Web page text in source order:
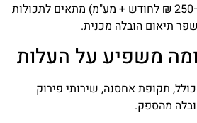
תמחור לפי משטח (150–250 ₪ לחודש + מע"מ) מתאים לתכולות
תיאום הובלה מכנית.
ומה משפיע על העלות
תקופת אחסנה, שירותי פירוק
מהספק.